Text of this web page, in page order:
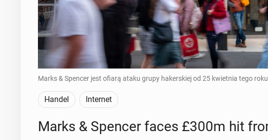
Marks & Spencer jest ofiarą ataku grupy hakerskiej od 25 kwietnia tego
Handel Internet
Marks & Spencer faces £300m hit